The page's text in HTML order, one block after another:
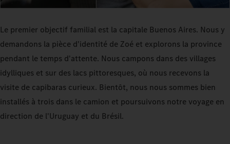
Le premier objectif familial est la capitale Buenos Aires. Nous y
demandons la pièce d'identité de Zoé et explorons la province
pendant le temps d'attente. Nous campons dans des villages
idylliques et sur des lacs pittoresques, où nous recevons la
visite de capibaras curieux. Bientôt, nous nous sommes bien
installés à trois dans le camion et poursuivons notre voyage en
direction de l'Uruguay et du Brésil.